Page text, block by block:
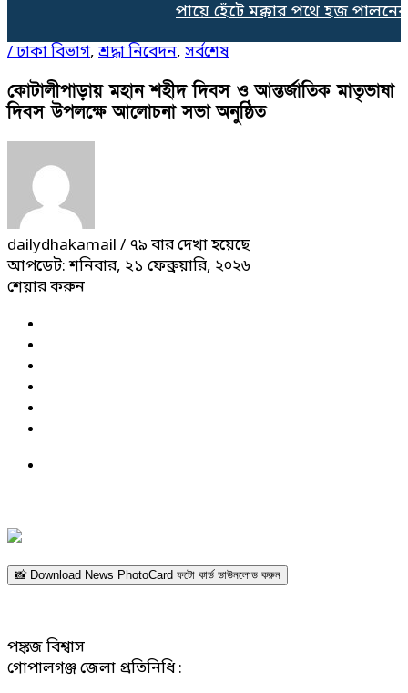
পায়ে হেঁটে মক্কার পথে হজ
/ঢাকা বিভাগ, শ্রদ্ধা নিবেদন, সর্বশেষ
কোটালীপাড়ায় মহান শহীদ দিবস ও আন্তর্জাতিক মাতৃভাষা
দিবস উপলক্ষে আলোচনা সভা অনুষ্ঠিত
dailydhakamail / ৭৯ বার দেখা হয়েছে
আপডেট: শনিবার, ২১ ফেব্রুয়ারি, ২০২৬
শেয়ার করুন
📸 Download News PhotoCard ফটো কার্ড ডাউনলোড করুন
পঙ্কজ বিশ্বাস
গোপালগঞ্জ জেলা প্রতিনিধি :